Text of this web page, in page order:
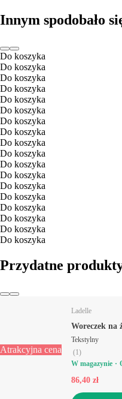
Innym spodobało
Do koszyka
Do koszyka
Do koszyka
Do koszyka
Do koszyka
Do koszyka
Do koszyka
Do koszyka
Do koszyka
Do koszyka
Do koszyka
Do koszyka
Do koszyka
Do koszyka
Do koszyka
Do koszyka
Do koszyka
Do koszyka
Przydatne
Atrakcyjna cena
Ladelle
Woreczek na
Tekstylny
(1)
W magazynie
86,40 zł